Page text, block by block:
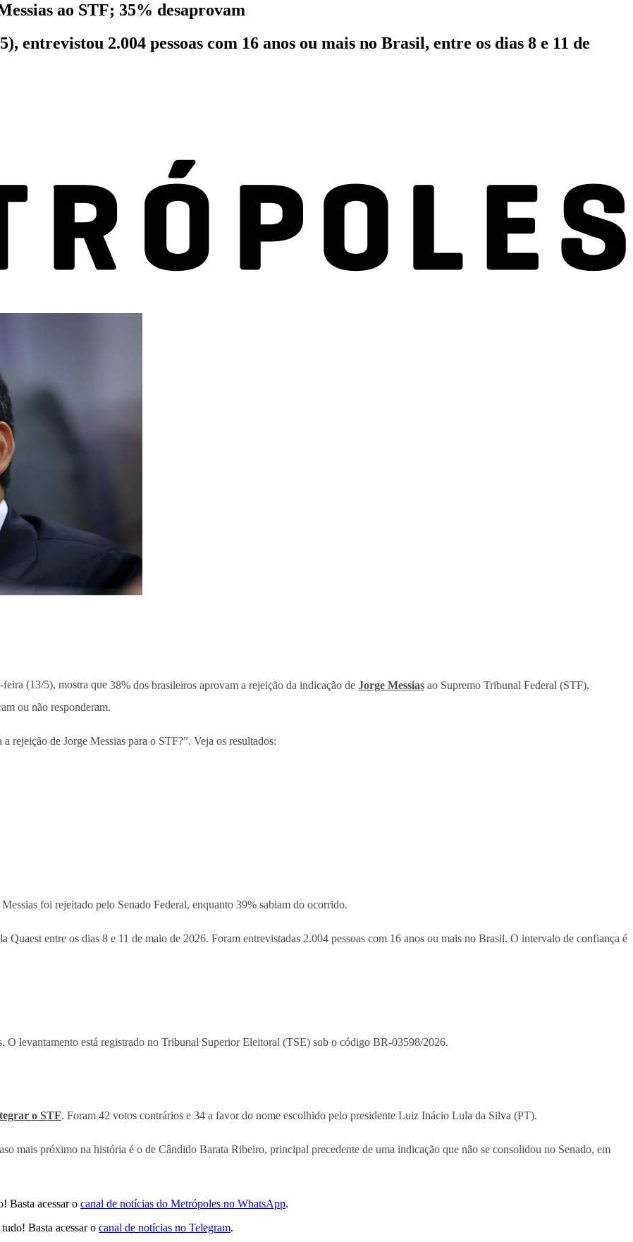
ao STF; 35% desaprovam
entrevistou 2.004 pessoas com 16 anos ou mais no Brasil, entre os dias 8 e 11 de
feira (13/5), mostra que 38% dos brasileiros aprovam a rejeição da indicação de Jorge Messias ao Supremo Tribunal Federal (STF),
ou não responderam.
rejeição de Jorge Messias para o STF?”. Veja os resultados:
Messias foi rejeitado pelo Senado Federal, enquanto 39% sabiam do ocorrido.
Quaest entre os dias 8 e 11 de maio de 2026. Foram entrevistadas 2.004 pessoas com 16 anos ou mais no Brasil. O intervalo de confiança é
O levantamento está registrado no Tribunal Superior Eleitoral (TSE) sob o código BR-03598/2026.
o STF. Foram 42 votos contrários e 34 a favor do nome escolhido pelo presidente Luiz Inácio Lula da Silva (PT).
mais próximo na história é o de Cândido Barata Ribeiro, principal precedente de uma indicação que não se consolidou no Senado, em
Basta acessar o canal de notícias do Metrópoles no WhatsApp.
Basta acessar o canal de notícias no Telegram.